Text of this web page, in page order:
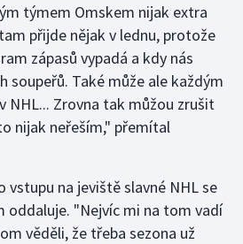
týmem Omskem nijak extra
přijde nějak v lednu, protože
zápasů vypadá a kdy nás
soupeřů. Také může ale každým
NHL... Zrovna tak můžou zrušit
nijak neřeším," přemítal
vstupu na jeviště slavné NHL se
oddaluje. "Nejvíc mi na tom vadí
věděli, že třeba sezona už